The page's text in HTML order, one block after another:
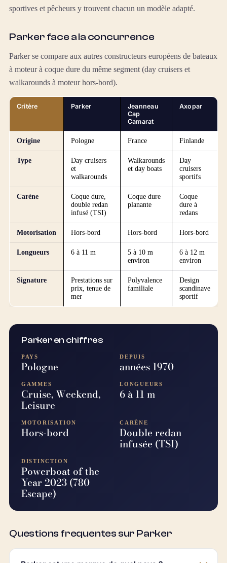
sportives et pêcheurs y trouvent chacun un modèle adapté.
Parker face a la concurrence
Parker se compare aux autres constructeurs européens de bateaux
à moteur à coque dure du même segment (day cruisers et
walkarounds à moteur hors-bord).
Critère Parker
Jeanneau
Cap
Camarat
Axopar
Origine Pologne France Finlande
Type
Day cruisers
et
walkarounds
Walkarounds
et day boats
Day
cruisers
sportifs
Carène
Coque dure,
double redan
infusé (TSI)
Coque dure
planante
Coque
dure à
redans
Motorisation Hors-bord Hors-bord Hors-bord
Longueurs 6 à 11 m
5 à 10 m
environ
6 à 12 m
environ
Signature
Prestations sur
prix, tenue de
mer
Polyvalence
familiale
Design
scandinave
sportif
Parker en chiffres
PAYS
Pologne
DEPUIS
années 1970
GAMMES
Cruise, Weekend,
Leisure
LONGUEURS
6 à 11 m
MOTORISATION
Hors-bord
CARÈNE
Double redan
infusée (TSI)
DISTINCTION
Powerboat of the
Year 2023 (780
Escape)
Questions frequentes sur Parker